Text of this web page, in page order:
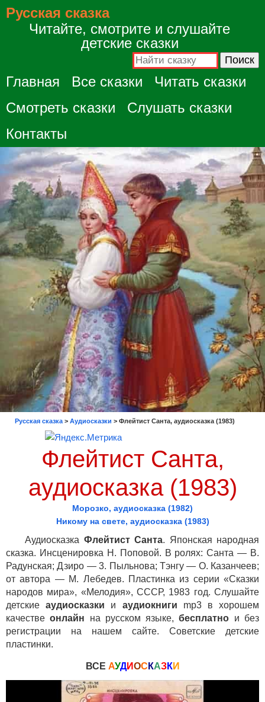
Русская сказка
Читайте, смотрите и слушайте
детские сказки
Главная Все сказки
Читать сказки
Смотреть сказки
Слушать сказки
Контакты
Русская сказка > Аудиосказки > Флейтист Санта, аудиосказка (1983)
Флейтист Санта,
аудиосказка (1983)
Морозко, аудиосказка (1982)
Никому на свете, аудиосказка (1983)
Аудиосказка Флейтист Санта. Японская народная
сказка. Инсценировка Н. Поповой. В ролях: Санта — В.
Радунская; Дзиро — 3. Пыльнова; Тэнгу — О. Казанчеев;
от автора — М. Лебедев. Пластинка из серии «Сказки
народов мира», «Мелодия», СССР, 1983 год. Слушайте
детскиеаудиосказки и аудиокниги mp3 в хорошем
качествеонлайн на русском языке,бесплатно и без
регистрации на нашем сайте. Советские детские
пластинки.
ВСЕ АУДИОС КАЗКИ